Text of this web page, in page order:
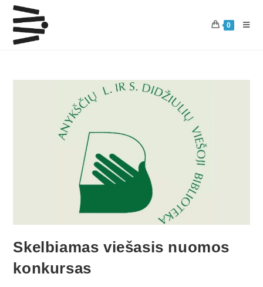
0
Skelbiamas viešasis nuomos
konkursas